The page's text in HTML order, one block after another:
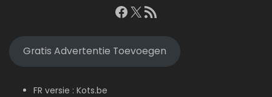
Facebook
X RSS feed
Gratis Advertentie Toevoegen
FR versie : Kots.be